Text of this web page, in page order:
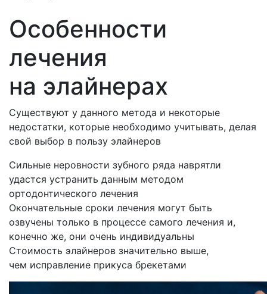
Особенности
лечения
на элайнерах
Существуют у данного метода и некоторые
недостатки, которые необходимо учитывать, делая
свой выбор в пользу элайнеров
Сильные неровности зубного ряда наврятли
удастся устранить данным методом
ортодонтического лечения
Окончательные сроки лечения могут быть
озвучены только в процессе самого лечения и,
конечно же, они очень индивидуальны
Стоимость элайнеров значительно выше,
чем исправление прикуса брекетами